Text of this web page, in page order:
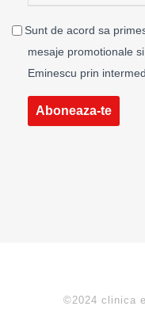
Sunt de acord sa
mesaje promotionale
Eminescu prin
Aboneaza-te
©2024 clinica